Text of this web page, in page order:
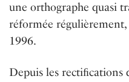
une orthographe quasi
réformée
1996.
Depuis les rectiﬁcations